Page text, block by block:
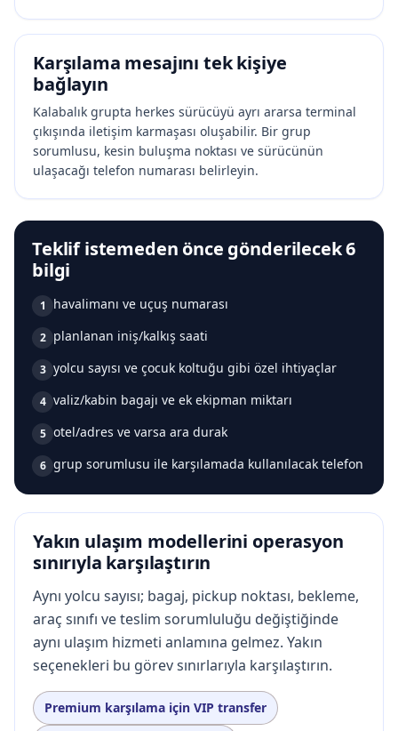
Karşılama mesajını tek kişiye
bağlayın
Kalabalık grupta herkes sürücüyü ayrı ararsa terminal
çıkışında iletişim karmaşası oluşabilir. Bir grup
sorumlusu, kesin buluşma noktası ve sürücünün
ulaşacağı telefon numarası belirleyin.
Teklif istemeden önce gönderilecek 6
bilgi
1 havalimanı ve uçuş numarası
2 planlanan iniş/kalkış saati
3 yolcu sayısı ve çocuk koltuğu gibi özel ihtiyaçlar
4 valiz/kabin bagajı ve ek ekipman miktarı
5 otel/adres ve varsa ara durak
6 grup sorumlusu ile karşılamada kullanılacak telefon
Yakın ulaşım modellerini operasyon
sınırıyla karşılaştırın
Aynı yolcu sayısı; bagaj, pickup noktası, bekleme,
araç sınıfı ve teslim sorumluluğu değiştiğinde
aynı ulaşım hizmeti anlamına gelmez. Yakın
seçenekleri bu görev sınırlarıyla karşılaştırın.
Premium karşılama için VIP transfer